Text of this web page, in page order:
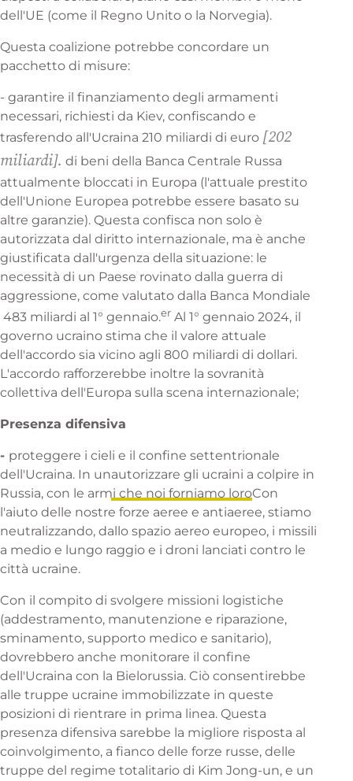
dell'UE (come il Regno Unito o la Norvegia).
Questa coalizione potrebbe concordare un
pacchetto di misure:
- garantire il finanziamento degli armamenti
necessari, richiesti da Kiev, confiscando e
trasferendo all'Ucraina 210 miliardi di euro [202
miliardi]. di beni della Banca Centrale Russa
attualmente bloccati in Europa (l'attuale prestito
dell'Unione Europea potrebbe essere basato su
altre garanzie). Questa confisca non solo è
autorizzata dal diritto internazionale, ma è anche
giustificata dall'urgenza della situazione: le
necessità di un Paese rovinato dalla guerra di
aggressione, come valutato dalla Banca Mondiale
483 miliardi al 1° gennaio.er Al 1° gennaio 2024, il
governo ucraino stima che il valore attuale
dell'accordo sia vicino agli 800 miliardi di dollari.
L'accordo rafforzerebbe inoltre la sovranità
collettiva dell'Europa sulla scena internazionale;
Presenza difensiva
- proteggere i cieli e il confine settentrionale
dell'Ucraina. In unautorizzare gli ucraini a colpire in
Russia, con le armi che noi forniamo loroCon
l'aiuto delle nostre forze aeree e antiaeree, stiamo
neutralizzando, dallo spazio aereo europeo, i missili
a medio e lungo raggio e i droni lanciati contro le
città ucraine.
Con il compito di svolgere missioni logistiche
(addestramento, manutenzione e riparazione,
sminamento, supporto medico e sanitario),
dovrebbero anche monitorare il confine
dell'Ucraina con la Bielorussia. Ciò consentirebbe
alle truppe ucraine immobilizzate in queste
posizioni di rientrare in prima linea. Questa
presenza difensiva sarebbe la migliore risposta al
coinvolgimento, a fianco delle forze russe, delle
truppe del regime totalitario di Kim Jong-un, e un